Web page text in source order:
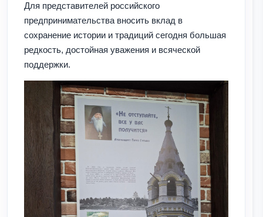
Для представителей российского
предпринимательства вносить вклад в
сохранение истории и традиций сегодня большая
редкость, достойная уважения и всяческой
поддержки.